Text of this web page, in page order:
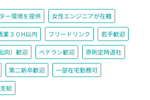
ー環境を提供 女性エンジニアが在籍
業３０H以内 フリードリンク 若手歓迎
向）歓迎 ベテラン歓迎 原則定時退社
第二新卒歓迎 一部在宅勤務可
給